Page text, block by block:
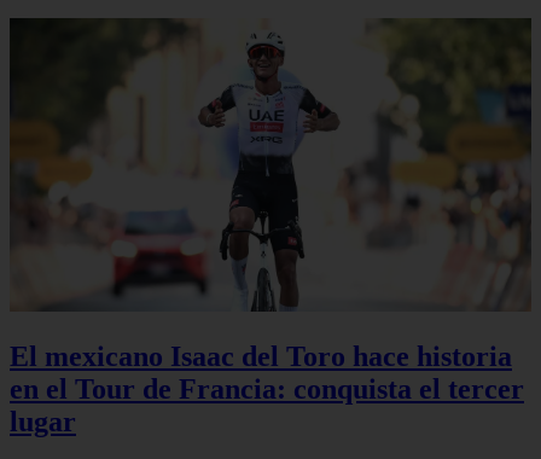
El mexicano Isaac del Toro hace historia
en el Tour de Francia: conquista el tercer
lugar